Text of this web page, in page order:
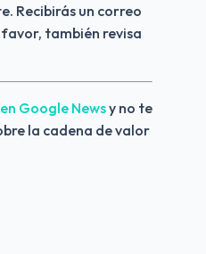
Recibirás un correo
también revisa
Google News y no te
la cadena de valor